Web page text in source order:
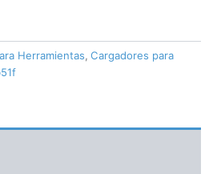
Herramientas, Cargadores para